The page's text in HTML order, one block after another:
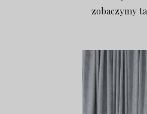
zobaczymy